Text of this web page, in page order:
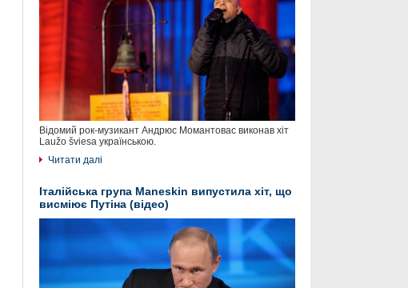
Відомий рок-музикант Андрюс Момантовас виконав хіт
Laužo šviesa українською.
Читати далі
Італійська група Maneskin випустила хіт, що
висміює Путіна (відео)